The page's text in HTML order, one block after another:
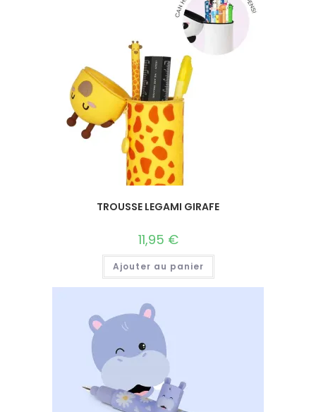
TROUSSE LEGAMI GIRAFE
11,95 €
Ajouter au panier